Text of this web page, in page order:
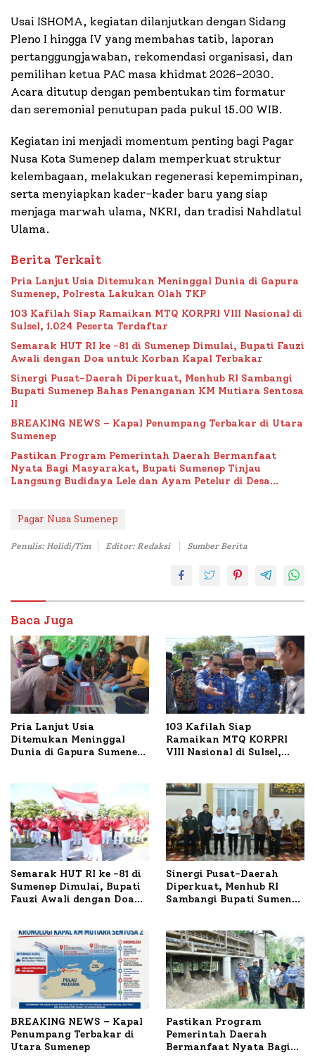
Usai ISHOMA, kegiatan dilanjutkan dengan Sidang
Pleno I hingga IV yang membahas tatib, laporan
pertanggungjawaban, rekomendasi organisasi, dan
pemilihan ketua PAC masa khidmat 2026–2030.
Acara ditutup dengan pembentukan tim formatur
dan seremonial penutupan pada pukul 15.00 WIB.
Kegiatan ini menjadi momentum penting bagi Pagar
Nusa Kota Sumenep dalam memperkuat struktur
kelembagaan, melakukan regenerasi kepemimpinan,
serta menyiapkan kader-kader baru yang siap
menjaga marwah ulama, NKRI, dan tradisi Nahdlatul
Ulama.
Berita Terkait
Pria Lanjut Usia Ditemukan Meninggal Dunia di Gapura
Sumenep, Polresta Lakukan Olah TKP
103 Kafilah Siap Ramaikan MTQ KORPRI VIII Nasional di
Sulsel, 1.024 Peserta Terdaftar
Semarak HUT RI ke -81 di Sumenep Dimulai, Bupati Fauzi
Awali dengan Doa untuk Korban Kapal Terbakar
Sinergi Pusat-Daerah Diperkuat, Menhub RI Sambangi
Bupati Sumenep Bahas Penanganan KM Mutiara Sentosa
II
BREAKING NEWS – Kapal Penumpang Terbakar di Utara
Sumenep
Pastikan Program Pemerintah Daerah Bermanfaat
Nyata Bagi Masyarakat, Bupati Sumenep Tinjau
Langsung Budidaya Lele dan Ayam Petelur di Desa
Pagar Nusa Sumenep
Penulis: Holidi/Tim Editor: Redaksi Sumber Berita
Baca Juga
Pria Lanjut Usia
Ditemukan Meninggal
Dunia di Gapura Sumenep,
103 Kafilah Siap
Ramaikan MTQ KORPRI
VIII Nasional di Sulsel,
Semarak HUT RI ke -81 di
Sumenep Dimulai, Bupati
Fauzi Awali dengan Doa
Sinergi Pusat-Daerah
Diperkuat, Menhub RI
Sambangi Bupati Sumenep
BREAKING NEWS – Kapal
Penumpang Terbakar di
Utara Sumenep
Pastikan Program
Pemerintah Daerah
Bermanfaat Nyata Bagi